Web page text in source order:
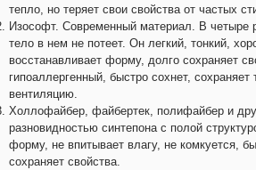
тепло, но теряет свои свойства от частых
Изософт. Современный материал. В четыре
тело в нем не потеет. Он легкий, тонкий,
восстанавливает форму, долго сохраняет
гипоаллергенный, быстро сохнет, сохраняет
вентиляцию.
Холлофайбер, файбертек, полифайбер и
разновидностью синтепона с полой
форму, не впитывает влагу, не комкуется,
сохраняет свойства.